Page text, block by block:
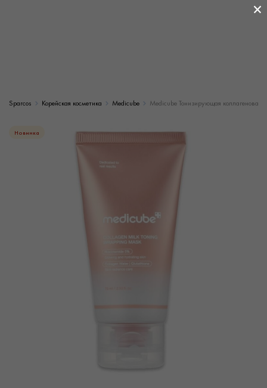
Sparcos Корейская косметика Medicube Medicube Тонизирующая
Новинка
×